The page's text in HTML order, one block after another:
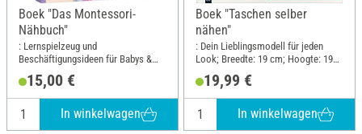
Boek "Das Montessori-
Nähbuch"
: Lernspielzeug und
Beschäftigungsideen für Babys &
Hoogte: 21 cm
15,00 €
In winkelwagen
Boek "Taschen selber
nähen"
: Dein Lieblingsmodell für jeden
Look; Breedte: 19 cm; Hoogte: 19
19,99 €
In winkelwagen